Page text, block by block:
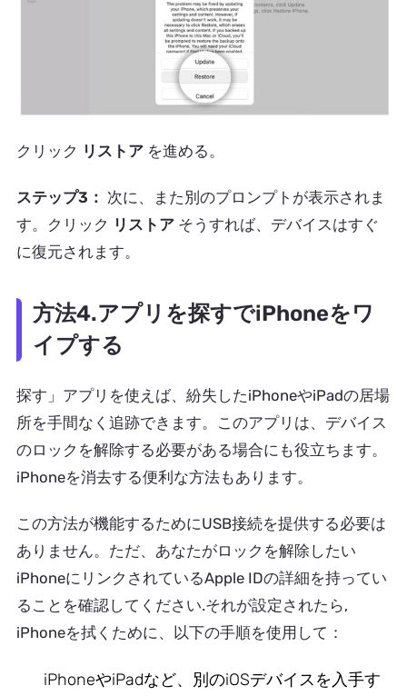
クリック リストアを進める。
ステップ3： 次に、また別のプロンプトが表示されま
す。クリック リストアそうすれば、デバイスはすぐ
に復元されます。
方法4.アプリを探すでiPhoneをワ
イプする
探す」アプリを使えば、紛失したiPhoneやiPadの居場
所を手間なく追跡できます。このアプリは、デバイス
のロックを解除する必要がある場合にも役立ちます。
iPhoneを消去する便利な方法もあります。
この方法が機能するためにUSB接続を提供する必要は
ありません。ただ、あなたがロックを解除したい
iPhoneにリンクされているApple IDの詳細を持ってい
ることを確認してください.それが設定されたら,
iPhoneを拭くために、以下の手順を使用して：
iPhoneやiPadなど、別のiOSデバイスを入手す